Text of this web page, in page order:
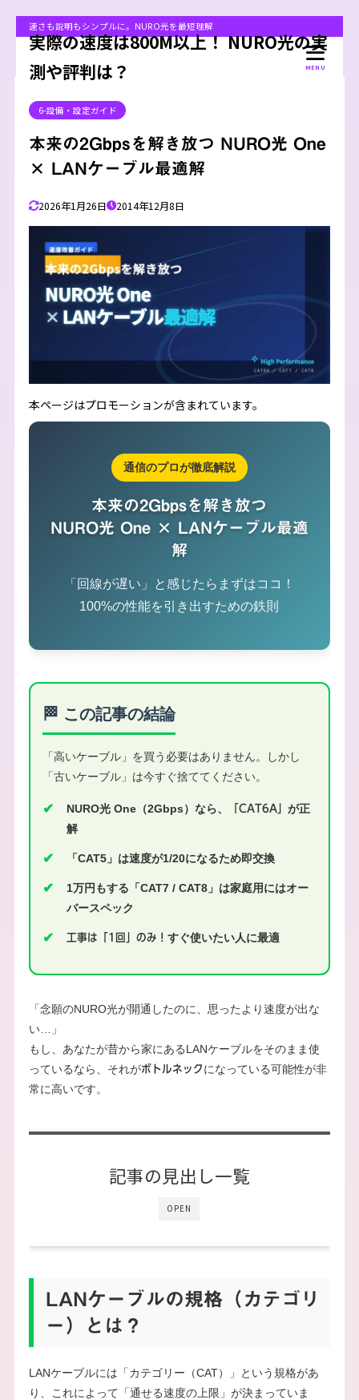
速さも説明もシンプルに。NURO光を最短理解
実際の速度は800M以上！ NURO光の実
測や評判は？
MENU
6-設備・設定ガイド
本来の2Gbpsを解き放つ NURO光 One
× LANケーブル最適解
2026年1月26日 2014年12月8日
本ページはプロモーションが含まれています。
通信のプロが徹底解説
本来の2Gbpsを解き放つ
NURO光 One × LANケーブル最適
解
「回線が遅い」と感じたらまずはココ！
100%の性能を引き出すための鉄則
🏁 この記事の結論
「高いケーブル」を買う必要はありません。しかし
「古いケーブル」は今すぐ捨ててください。
✔ NURO光 One（2Gbps）なら、 「CAT6A」が正
解
✔ 「CAT5」は速度が1/20になるため即交換
✔
1万円もする「CAT7 / CAT8」は家庭用にはオー
バースペック
✔ 工事は「1回」のみ！すぐ使いたい人に最適
「念願のNURO光が開通したのに、思ったより速度が出な
い…」
もし、あなたが昔から家にあるLANケーブルをそのまま使
っているなら、それがボトルネック になっている可能性が非
常に高いです。
OPEN
記事の見出し一覧
LANケーブルの規格（カテゴリ
ー）とは？
LANケーブルには「カテゴリー（CAT）」という規格があ
り、これによって「通せる速度の上限」が決まっていま